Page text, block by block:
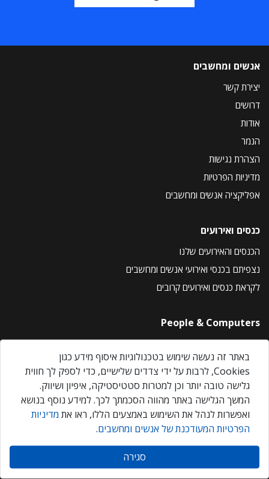
אנשים ומחשבים
יצירת קשר
דרושים
אודות
הנמר
הצהרת נגישות
מדיניות הפרטיות
אפליקציה אנשים ומחשבים
כנסים ואירועים
הכנסים והאירועים שלנו
נצפיתם בכנסי ואירועי אנשים ומחשבים
לקראת כנסים ואירועים קרובים
People & Computers
About Us
Privacy Policy
Contact Us
Our Events
אנשים ומחשבים © 2026 – כל הזכויות שמורות
באתר זה נעשה שימוש בטכנולוגיות איסוף מידע כגון
Cookies, לרבות על ידי צדדים שלישיים, כדי לספק לך חווית
גלישה טובה יותר וכן למטרות סטטיסטיקה, איפיון ושיווק.
המשך הגלישה באתר מהווה הסכמתך לכך. למידע נוסף בנושא
ואפשרות לנהל את השימוש באמצעים הללו, ראו את מדיניות
הפרטיות המעודכנת של אנשים ומחשבים.
סגירה